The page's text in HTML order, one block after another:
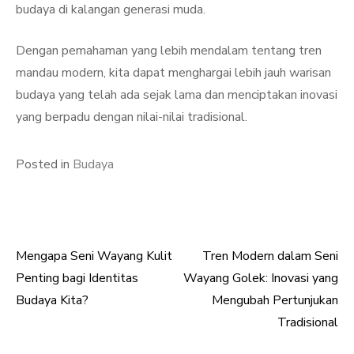
budaya di kalangan generasi muda.
Dengan pemahaman yang lebih mendalam tentang tren
mandau modern, kita dapat menghargai lebih jauh warisan
budaya yang telah ada sejak lama dan menciptakan inovasi
yang berpadu dengan nilai-nilai tradisional.
Posted in Budaya
Post
navigation
Mengapa Seni Wayang Kulit
Penting bagi Identitas
Budaya Kita?
Tren Modern dalam Seni
Wayang Golek: Inovasi yang
Mengubah Pertunjukan
Tradisional